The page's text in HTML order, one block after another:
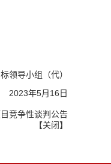
领导小组（代）
2023年5月16日
竞争性谈判公告
【关闭】